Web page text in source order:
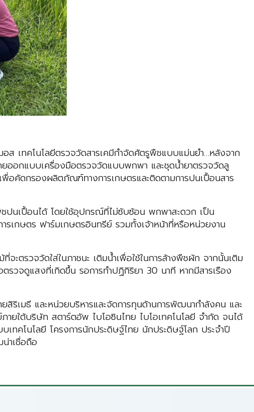
ส เทคโนโลยีตรวจวัดสารเคมีกำจัดศัตรูพืชแบบแม่นยำ…หลังจาก
ออกแบบเครื่องมือตรวจวัดแบบพกพา และชุดน้ำยาตรวจวัดลู
อคัดกรองผลิตภัณฑ์ทางการเกษตรและติดตามการปนเปื้อนสาร
ปนเปื้อนได้ โดยใช้อุปกรณ์ที่ไม่ซับซ้อน พกพาสะดวก เป็น
เกษตร ฟาร์มเกษตรอินทรีย์ รวมทั้งเจ้าหน้าที่หรือหน่วยงาน
ะตรวจวัดใส่ในภาชนะ เติมน้ำเพื่อใช้ในการล้างพืชผัก จากนั้นเติม
รวจดูแสงที่เกิดขึ้น รอการทำปฏิกิริยา 30 นาที หากมีสารเรือง
เมธี และหน่วยบริหารและจัดการทุนด้านการพัฒนากำลังคน และ
ยใต้บริษัท สตาร์ตอัพ ไบโอซินไทย ไบโอเทคโนโลยี จำกัด จนได้
คโนโลยี โครงการนักประดิษฐ์ไทย นักประดิษฐ์โลก ประจำปี
าเชื่อถือ